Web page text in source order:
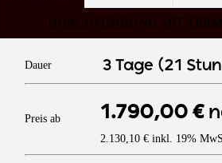
DURCHFÜHRUNG MIT
Dauer 3 Tage (21
Preis ab 1.790,00 €
2.130,10 € inkl. 19%